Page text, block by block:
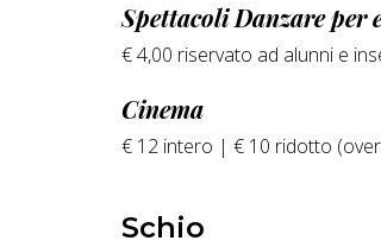
Spettacoli Danzare per
€ 4,00 riservato ad alunni e
Cinema
€ 12 intero | € 10 ridotto
Schio